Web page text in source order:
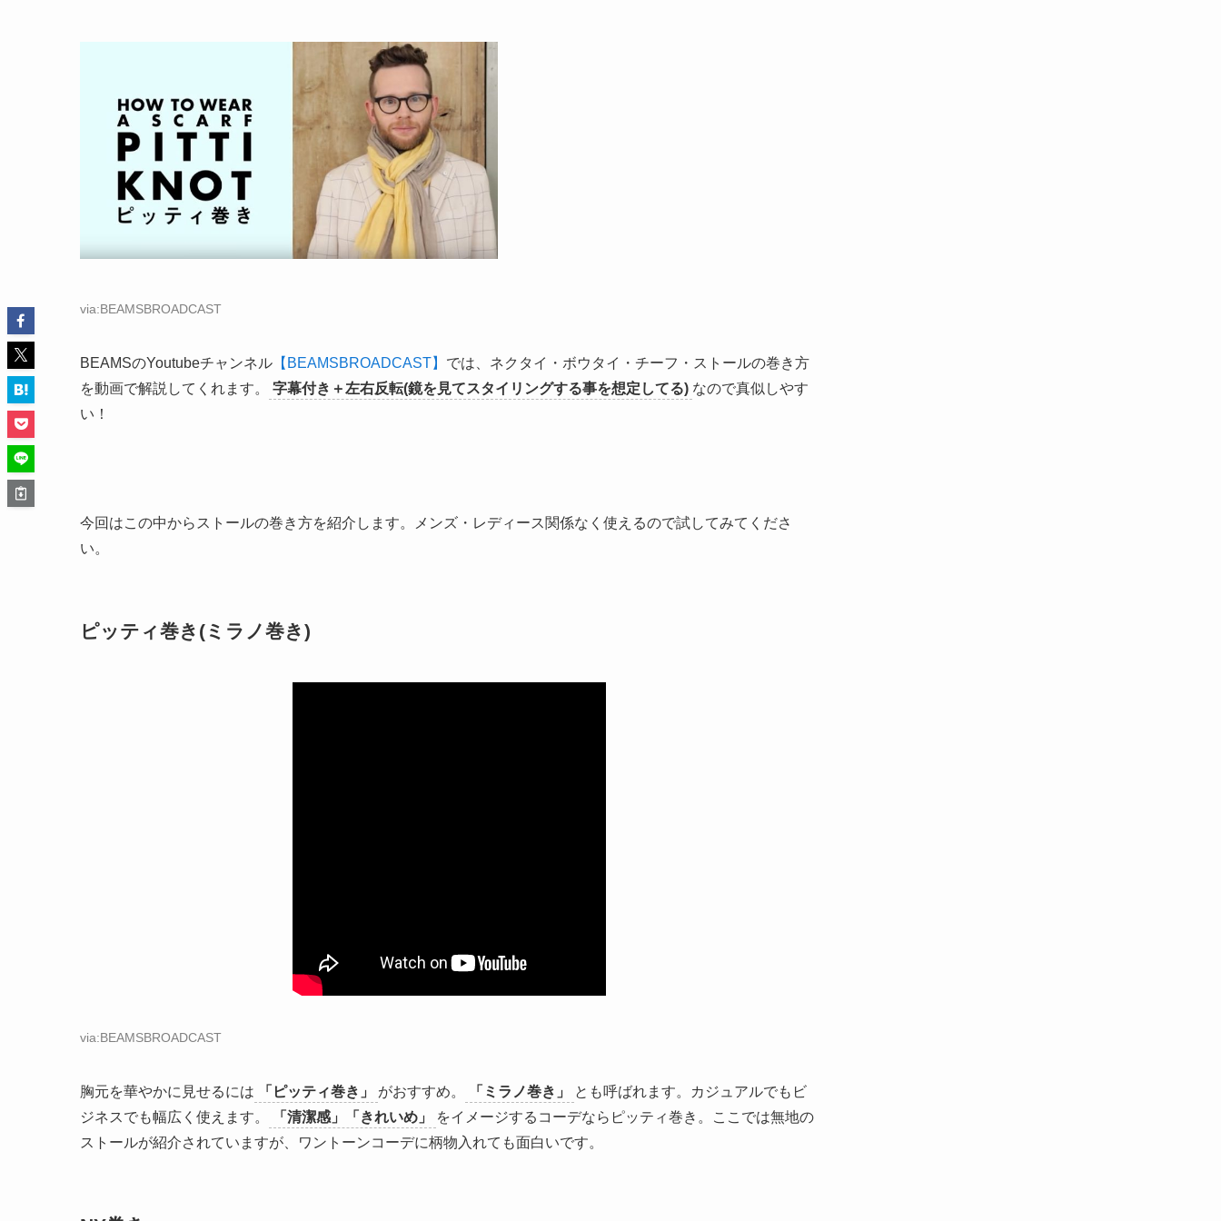
via:BEAMSBROADCAST
BEAMSのYoutubeチャンネル 【BEAMSBROADCAST】 では、ネクタイ・ボウタイ・チーフ・ストールの巻き方
を動画で解説してくれます。
字幕付き＋左右反転(鏡を見てスタイリングする事を想定してる) なので真似しやす
い！
今回はこの中からストールの巻き方を紹介します。メンズ・レディース関係なく使えるので試してみてくださ
い。
ピッティ巻き(ミラノ巻き)
via:BEAMSBROADCAST
胸元を華やかに見せるには 「ピッティ巻き」 がおすすめ。 「ミラノ巻き」
とも呼ばれます。カジュアルでもビ
ジネスでも幅広く使えます。
「清潔感」「きれいめ」
をイメージするコーデならピッティ巻き。ここでは無地の
ストールが紹介されていますが、ワントーンコーデに柄物入れても面白いです。